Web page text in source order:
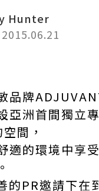
Hunter
品牌
亞洲首間獨立
間，
適的環境中享
的PR邀請下在